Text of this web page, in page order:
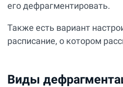
его дефрагментировать.
Также есть вариант
расписание, о котором
Виды